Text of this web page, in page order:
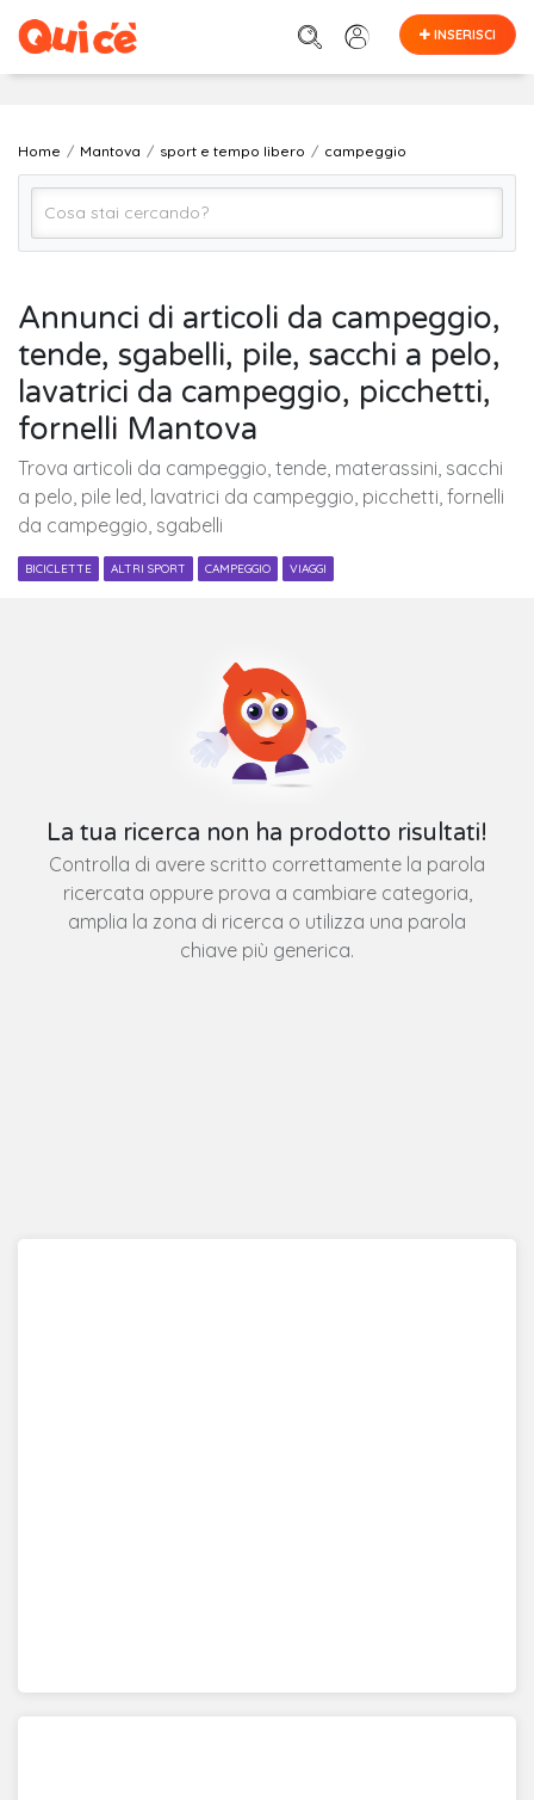
INSERISCI
Home Mantova sport e tempo libero campeggio
Mantova
Cerca
Annunci di articoli da campeggio,
tende, sgabelli, pile, sacchi a pelo,
lavatrici da campeggio, picchetti,
fornelli Mantova
Trova articoli da campeggio, tende, materassini, sacchi
a pelo, pile led, lavatrici da campeggio, picchetti, fornelli
da campeggio, sgabelli
BICICLETTE ALTRI SPORT CAMPEGGIO VIAGGI
La tua ricerca non ha prodotto risultati!
Controlla di avere scritto correttamente la parola
ricercata oppure prova a cambiare categoria,
amplia la zona di ricerca o utilizza una parola
chiave più generica.